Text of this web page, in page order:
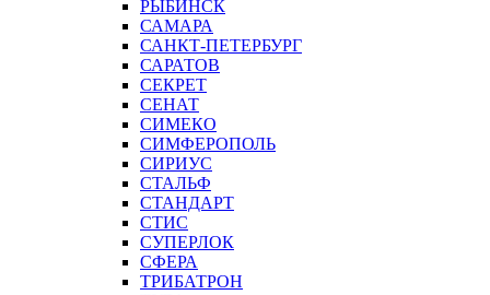
РЫБИНСК
САМАРА
САНКТ-ПЕТЕРБУРГ
САРАТОВ
СЕКРЕТ
СЕНАТ
СИМЕКО
СИМФЕРОПОЛЬ
СИРИУС
СТАЛЬФ
СТАНДАРТ
СТИС
СУПЕРЛОК
СФЕРА
ТРИБАТРОН